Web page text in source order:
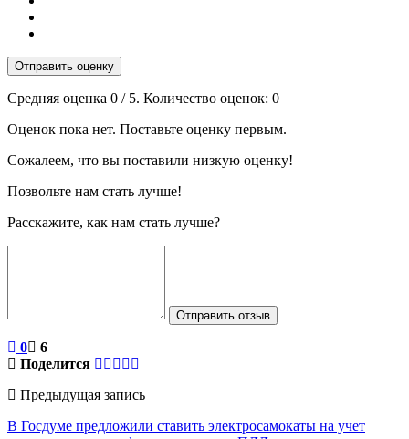
Отправить оценку
Средняя оценка 0 / 5. Количество оценок: 0
Оценок пока нет. Поставьте оценку первым.
Сожалеем, что вы поставили низкую оценку!
Позвольте нам стать лучше!
Расскажите, как нам стать лучше?
Отправить отзыв
0
6
Поделится
Предыдущая запись
В Госдуме предложили ставить электросамокаты на учет